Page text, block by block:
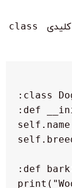
class